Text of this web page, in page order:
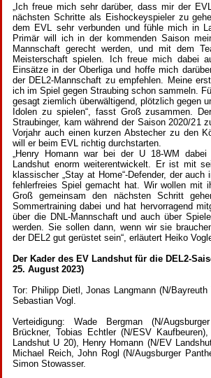
„Ich freue mich sehr darüber, dass mir der
nächsten Schritte als Eishockeyspieler zu
dem EVL sehr verbunden und fühle mich in
Primär will ich in der kommenden Saison
Mannschaft gerecht werden, und mit dem
Meisterschaft spielen. Ich freue mich dabei
Einsätze in der Oberliga und hoffe mich
der DEL2-Mannschaft zu empfehlen. Meine
ich im Spiel gegen Straubing schon sammeln.
gesagt ziemlich überwältigend, plötzlich gegen
Idolen zu spielen“, fasst Groß zusammen.
Straubinger, kam während der Saison 2020/21
Vorjahr auch einen kurzen Abstecher zu den
will er beim EVL richtig durchstarten.
„Henry Homann war bei der U 18-WM
Landshut enorm weiterentwickelt. Er ist mit
klassischer „Stay at Home“-Defender, der
fehlerfreies Spiel gemacht hat. Wir wollen mit
Groß gemeinsam den nächsten Schritt
Sommertraining dabei und hat hervorragend
über die DNL-Mannschaft und auch über
werden. Sie sollen dann, wenn wir sie
der DEL2 gut gerüstet sein“, erläutert Heiko
Der Kader des EV Landshut für die DEL2-
25. August 2023)
Tor: Philipp Dietl, Jonas Langmann (N/Bayreuth
Sebastian Vogl.
Verteidigung: Wade Bergman (N/
Brückner, Tobias Echtler (N/ESV
Landshut U 20), Henry Homann (N/EV
Michael Reich, John Rogl (N/Augsburger
Simon Stowasser.